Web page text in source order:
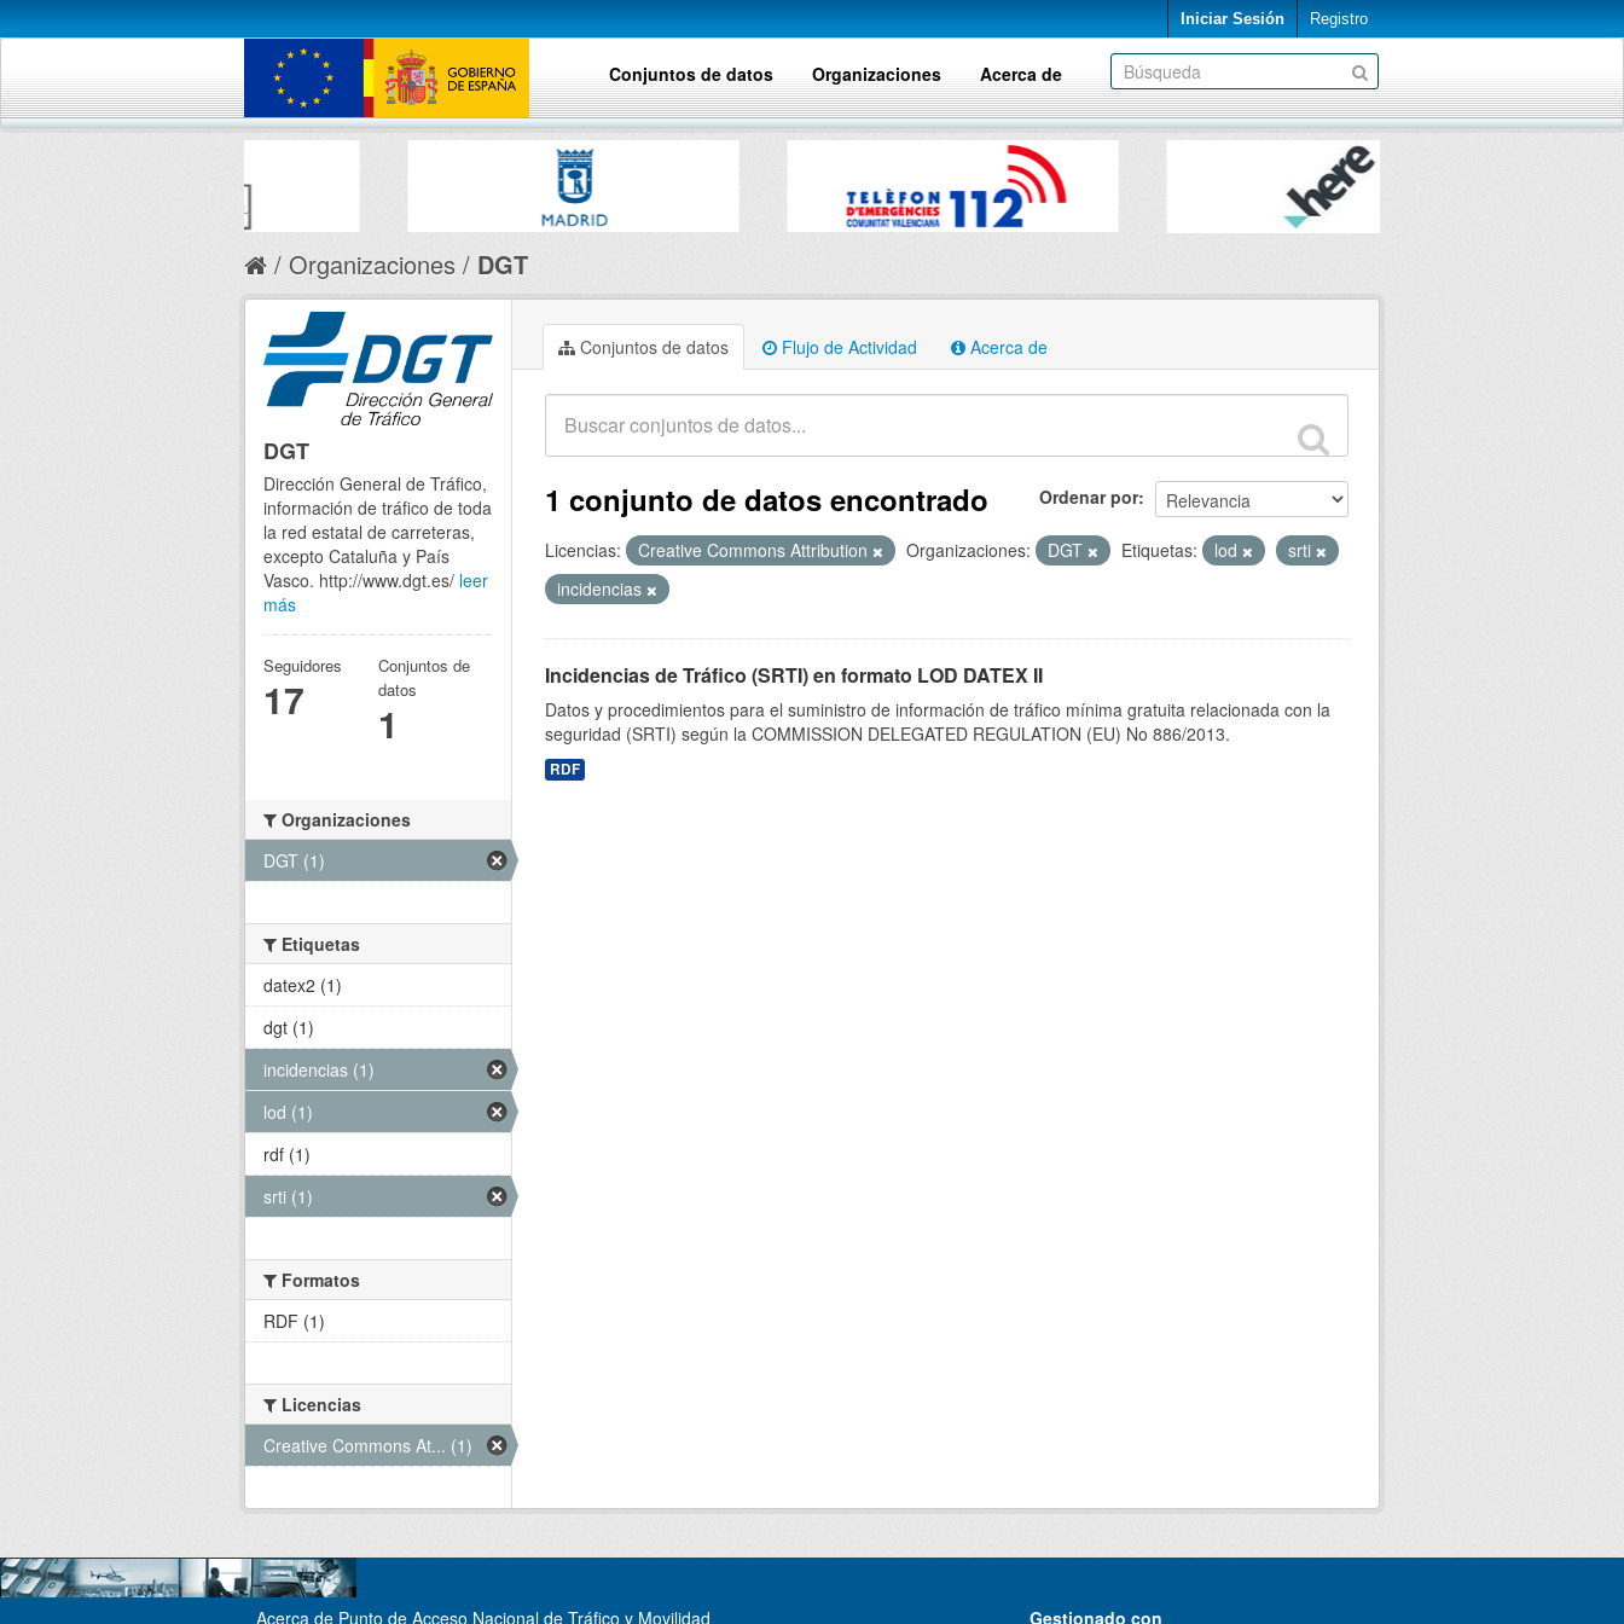
Iniciar Sesión Registro
Conjuntos de datos Organizaciones Acerca de
Organizaciones DGT
Conjuntos de datos Flujo de Actividad Acerca de
Ordenar por
1 conjunto de datos encontrado
Licencias: Creative Commons Attribution Organizaciones: DGT Etiquetas: lod
srti
incidencias
Incidencias de Tráfico (SRTI) en formato LOD DATEX II
Datos y procedimientos para el suministro de información de tráfico mínima gratuita relacionada con la
seguridad (SRTI) según la COMMISSION DELEGATED REGULATION (EU) No 886/2013.
RDF
DGT
Dirección General de Tráfico,
información de tráfico de toda
la red estatal de carreteras,
excepto Cataluña y País
Vasco. http://www.dgt.es/ leer
más
Seguidores
17
Conjuntos de
datos
1
Organizaciones
DGT (1)
Etiquetas
datex2 (1)
dgt (1)
incidencias (1)
lod (1)
rdf (1)
srti (1)
Formatos
RDF (1)
Licencias
Creative Commons At... (1)
Acerca de Punto de Acceso Nacional de Tráfico y Movilidad Gestionado con